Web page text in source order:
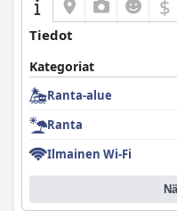
$
Tiedot
Kategoriat
Ranta-alue
Ranta
Ilmainen Wi-Fi